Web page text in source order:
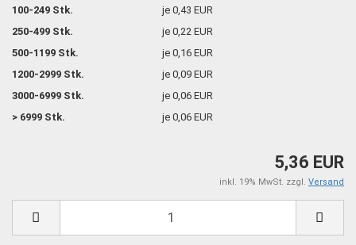
100-249 Stk.
je 0,43 EUR
250-499 Stk.
je 0,22 EUR
500-1199 Stk.
je 0,16 EUR
1200-2999 Stk.
je 0,09 EUR
3000-6999 Stk.
je 0,06 EUR
> 6999 Stk.
je 0,06 EUR
5,36 EUR
inkl. 19% MwSt. zzgl. Versand